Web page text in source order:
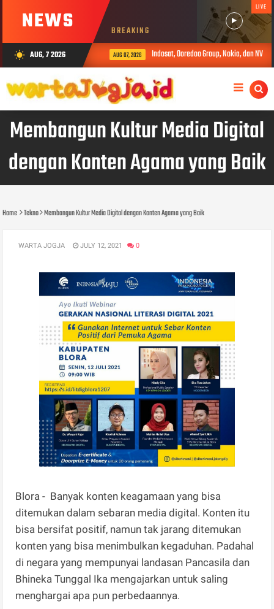
NEWS BREAKING
LIVE
wb_sunny AUG, 7 2026 AUG 07, 2026 Indosat, Ooredoo Group, Nokia, dan
Membangun Kultur Media Digital
dengan Konten Agama yang Baik
Home Tekno Membangun Kultur Media Digital dengan Konten Agama yang Baik
WARTA JOGJA JULY 12, 2021 0
Blora - Banyak konten keagamaan yang bisa
ditemukan dalam sebaran media digital. Konten itu
bisa bersifat positif, namun tak jarang ditemukan
konten yang bisa menimbulkan kegaduhan. Padahal
di negara yang mempunyai landasan Pancasila dan
Bhineka Tunggal Ika mengajarkan untuk saling
menghargai apa pun perbedaannya.